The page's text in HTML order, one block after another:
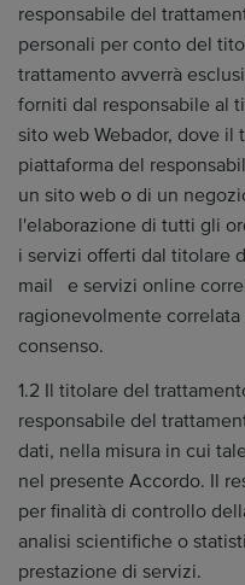
responsabile del
personali per conto del
trattamento avverrà
forniti dal responsabile al
sito web Webador, dove
piattaforma del
un sito web o di un
l'elaborazione di tutti gli
i servizi offerti dal titolare
mail e servizi online
ragionevolmente
consenso.
1.2 Il titolare del
responsabile del
dati, nella misura in cui
nel presente Accordo. Il
per finalità di controllo
analisi scientifiche o
prestazione di servizi.